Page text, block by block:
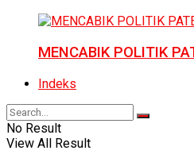
MENCABIK POLITIK
Indeks
No Result
View All Result